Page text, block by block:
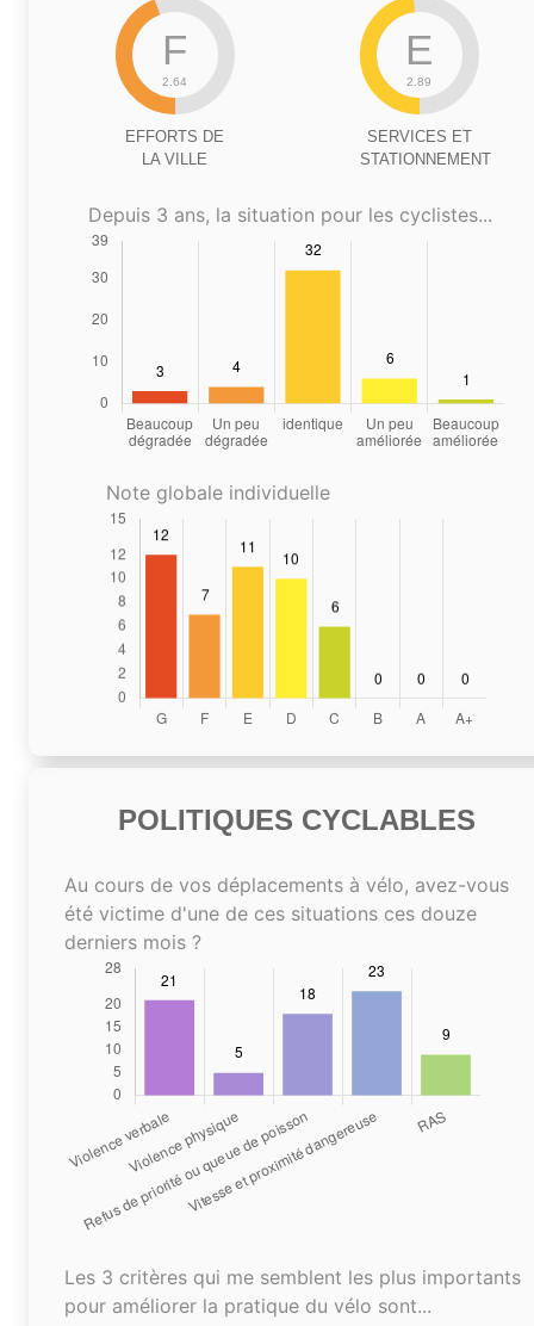
F
2.64
EFFORTS DE
LA VILLE
E
2.89
SERVICES ET
STATIONNEMENT
Depuis 3 ans, la situation pour les cyclistes...
Note globale individuelle
POLITIQUES CYCLABLES
Au cours de vos déplacements à vélo, avez-vous
été victime d'une de ces situations ces douze
derniers mois ?
Les 3 critères qui me semblent les plus importants
pour améliorer la pratique du vélo sont...